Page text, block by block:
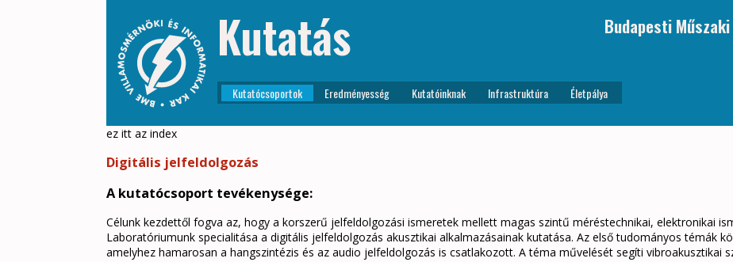
Kutatás Budapesti
Kutatócsoportok Eredményesség Kutatóinknak Infrastruktúra Életpálya
ez itt az index
Digitális jelfeldolgozás
A kutatócsoport tevékenysége:
Célunk kezdettől fogva az, hogy a korszerű jelfeldolgozási ismeretek mellett magas szintű méréstechnikai, elektronikai
Laboratóriumunk specialitása a digitális jelfeldolgozás akusztikai alkalmazásainak kutatása. Az első tudományos témák
amelyhez hamarosan a hangszintézis és az audio jelfeldolgozás is csatlakozott. A téma művelését segíti vibroakusztikai